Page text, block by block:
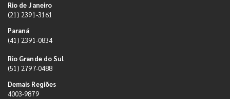
Rio de Janeiro
(21) 2391-3161
Paraná
(41) 2391-0834
Rio Grande do Sul
(51) 2797-0488
Demais Regiões
4003-9879